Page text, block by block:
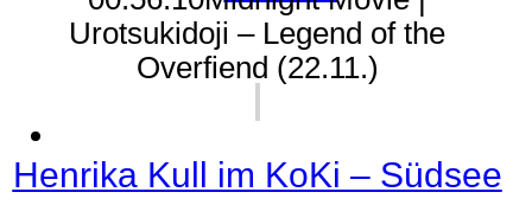
Urotsukidoji – Legend of the
Overfiend (22.11.)
Henrika Kull im KoKi – Südsee